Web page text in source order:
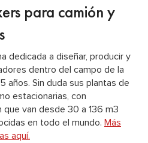
para camión y
dedicada a diseñar, producir y
dentro del campo de la
años. Sin duda sus plantas de
estacionarias, con
van desde 30 a 136 m3
en todo el mundo. Más
aquí.